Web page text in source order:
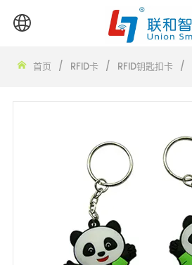
首页 / RFID卡 / RFID钥匙扣卡 /